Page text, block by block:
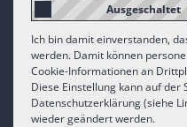
Ich bin damit einverstanden,
werden. Damit können
Cookie-Informationen an
Diese Einstellung kann auf der
Datenschutzerklärung (siehe
wieder geändert werden.